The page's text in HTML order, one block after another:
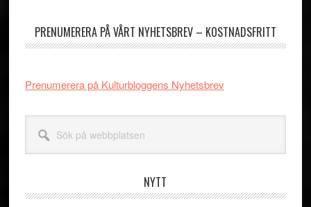
PRENUMERERA PÅ VÅRT NYHETSBREV – KOSTNADSFRITT
Prenumerera på Kulturbloggens Nyhetsbrev
webbplatsen
NYTT